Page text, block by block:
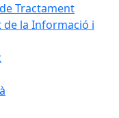
Tractament
de la Informació i